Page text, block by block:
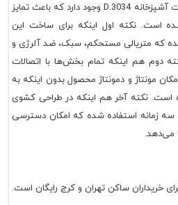
سه نکته مهم درباره کلیت کابینت آشپزخانه D.3034 وجود دارد که باعث تمایز
است. نکته اول اینکه برای ساخت این
که متریالی مستحکم، سبک، ضد آلرژی و
دوم هم اینکه تمام بخش‌ها با اتصالات
مونتاژ و دمونتاژ محصول بدون اینکه به
است. نکته آخر هم اینکه در طراحی کشوی
سه زمانه استفاده شده که امکان دسترسی
می‌دهد.